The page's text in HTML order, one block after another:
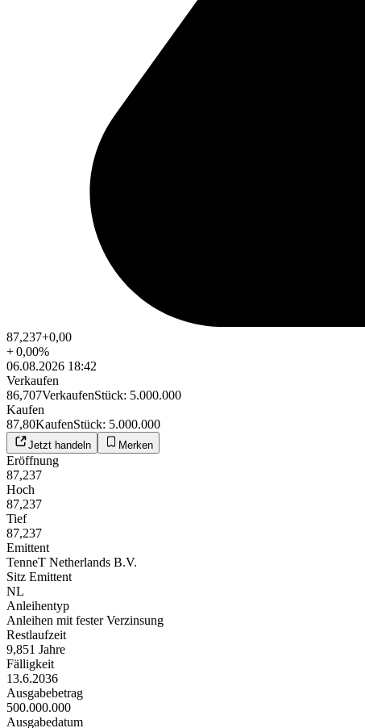
87,237+0,00
+0,00%
06.08.2026 18:42
Verkaufen
86,707VerkaufenStück: 5.000.000
Kaufen
87,80KaufenStück: 5.000.000
Jetzt handeln Merken
Eröffnung
87,237
Hoch
87,237
Tief
87,237
Emittent
TenneT Netherlands B.V.
Sitz Emittent
NL
Anleihentyp
Anleihen mit fester Verzinsung
Restlaufzeit
9,851 Jahre
Fälligkeit
13.6.2036
Ausgabebetrag
500.000.000
Ausgabedatum